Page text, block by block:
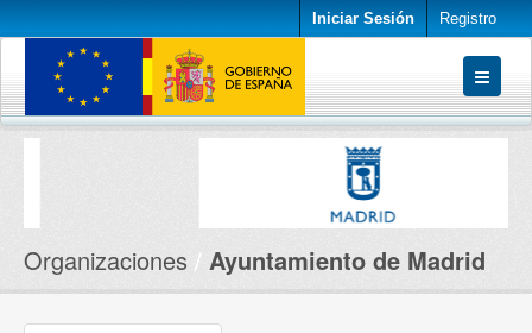
Iniciar Sesión Registro
Conjuntos de datos
Organizaciones Ayuntamiento de Madrid